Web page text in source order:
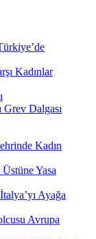
Kadınlar
Grev Dalgası
Kadın
Yasa
Ayağa
Avrupa